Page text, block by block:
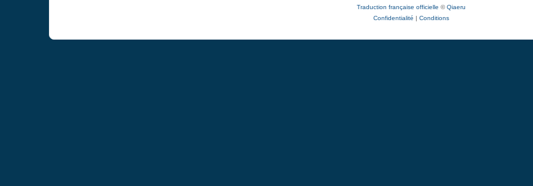
Traduction française officielle ©Qiaeru
Confidentialité | Conditions